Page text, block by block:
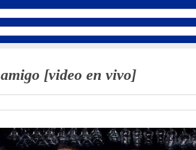
[video en vivo]